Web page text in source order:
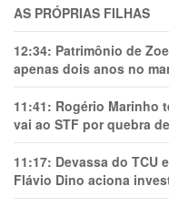
AS PRÓPRIAS FILHAS
12:34: Patrimônio de
apenas dois anos no
11:41: Rogério Marinho
vai ao STF por quebra
11:17: Devassa do TCU
Flávio Dino aciona